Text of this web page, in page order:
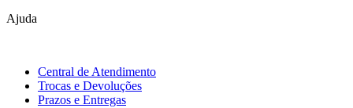
Ajuda
Central de Atendimento
Trocas e Devoluções
Prazos e Entregas